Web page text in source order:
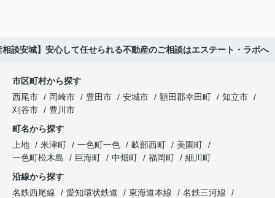
相談安城】安心して任せられる不動産のご相談はエステート・ラボへ
市区町村から探す
西尾市
岡崎市 豊田市 安城市 額田郡幸田町
知立市
刈谷市
豊川市
町名から探す
上地
米津町 一色町一色 畝部西町
美園町
一色町松木島
巨海町 中畑町 福岡町
細川町
沿線から探す
名鉄西尾線
愛知環状鉄道 東海道本線
名鉄三河線